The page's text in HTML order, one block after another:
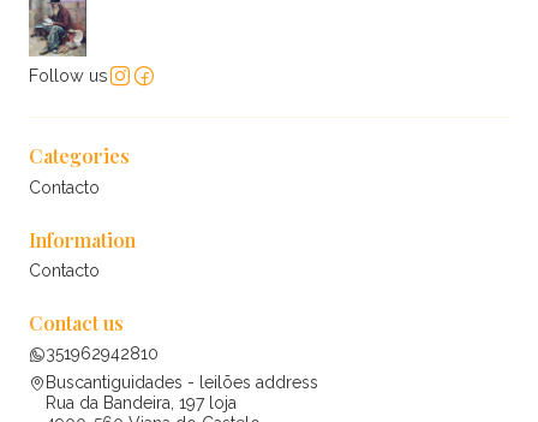
Follow us
Categories
Contacto
Information
Contacto
Contact us
351962942810
Buscantiguidades - leilões address
Rua da Bandeira, 197 loja